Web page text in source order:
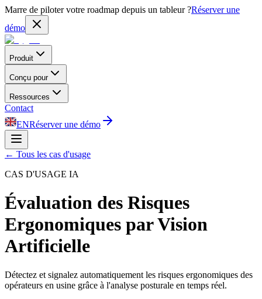
Marre de piloter votre roadmap depuis un tableur ?Réserver une
démo
Produit
Conçu pour
Ressources
Contact
ENRéserver une démo
← Tous les cas d'usage
CAS D'USAGE IA
Évaluation des Risques
Ergonomiques par Vision
Artificielle
Détectez et signalez automatiquement les risques ergonomiques des
opérateurs en usine grâce à l'analyse posturale en temps réel.